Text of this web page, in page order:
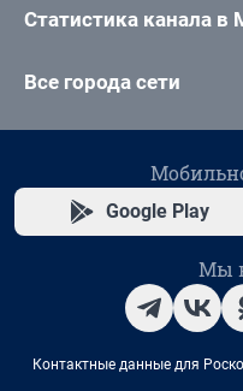
Статистика канала в
Все города сети
Google Play
Мы
Контактные данные для